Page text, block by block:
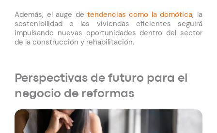
Además, el auge de tendencias como la domótica, la
sostenibilidad o las viviendas eficientes seguirá
impulsando nuevas oportunidades dentro del sector
de la construcción y rehabilitación.
Perspectivas de futuro para el
negocio de reformas